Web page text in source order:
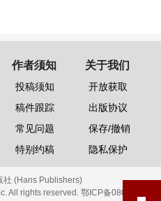
作者须知
投稿须知
稿件跟踪
常见问题
特别约稿
关于我们
开放获取
出版协议
保存/撤销
隐私保护
社 (Hans Publishers)
All rights reserved. 鄂ICP备08006613